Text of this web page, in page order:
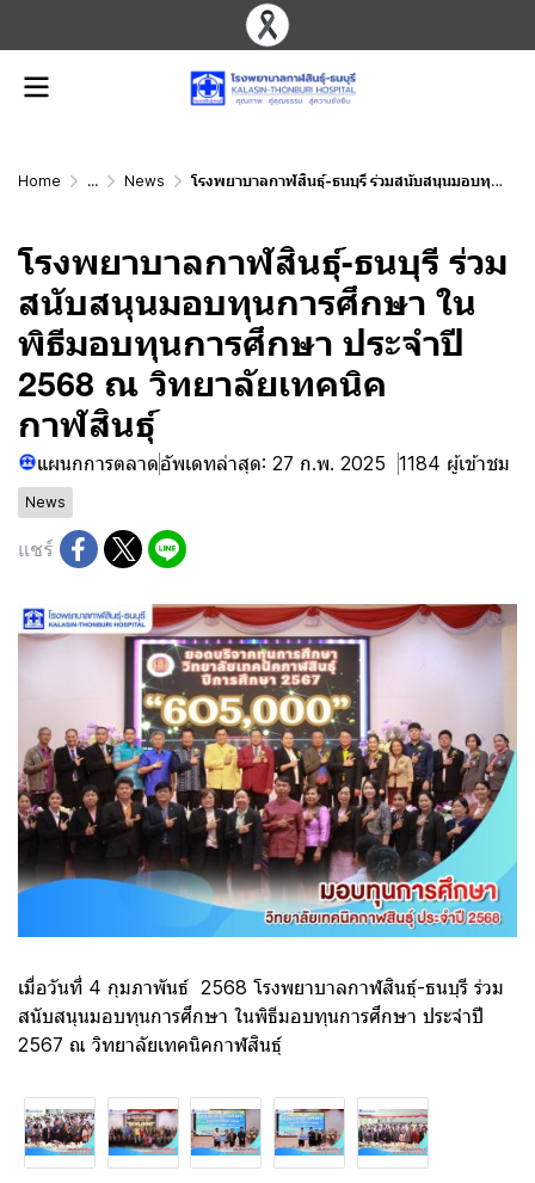
Home ... News โรงพยาบาลกาฬสินธุ์-ธนบุรี ร่วมสนับสนุนมอบทุนการศึกษา ในพิธีมอบทุนการศึกษา ประจำปี 2568 ณ วิทยาลัยเทคนิคกาฬสินธุ์
โรงพยาบาลกาฬสินธุ์-ธนบุรี ร่วม
สนับสนุนมอบทุนการศึกษา ใน
พิธีมอบทุนการศึกษา ประจำปี
2568 ณ วิทยาลัยเทคนิค
กาฬสินธุ์
แผนกการตลาดอัพเดทล่าสุด: 27 ก.พ. 2025 1184 ผู้เข้าชม
News
แชร์
เมื่อวันที่ 4 กุมภาพันธ์ 2568 โรงพยาบาลกาฬสินธุ์-ธนบุรี ร่วม
สนับสนุนมอบทุนการศึกษา ในพิธีมอบทุนการศึกษา ประจำปี
2567 ณ วิทยาลัยเทคนิคกาฬสินธุ์